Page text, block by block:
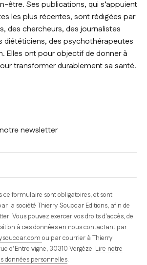
être. Ses publications, qui s’appuient
les plus récentes, sont rédigées par
des chercheurs, des journalistes
diététiciens, des psychothérapeutes
Elles ont pour objectif de donner à
transformer durablement sa santé.
newsletter
ce formulaire sont obligatoires, et sont
la société Thierry Souccar Editions, afin de
Vous pouvez exercer vos droits d'accès, de
à ces données en nous contactant par
ou par courrier à Thierry
d’Entre vigne, 30310 Vergèze. Lire notre
données personnelles.